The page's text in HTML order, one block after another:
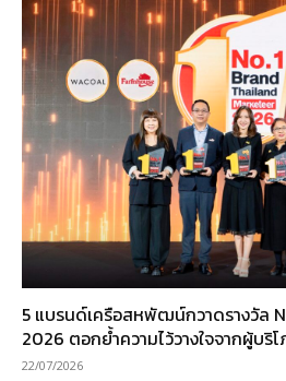
5 แบรนด์เครือสหพัฒน์กวาดรางวัล
2026 ตอกย้ำความไว้วางใจจากผู้บริ
22/07/2026